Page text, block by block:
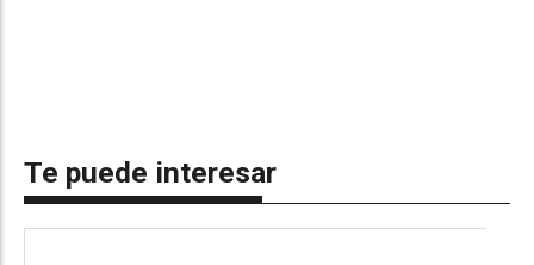
Te puede interesar